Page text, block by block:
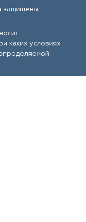
защищены.
каких условиях